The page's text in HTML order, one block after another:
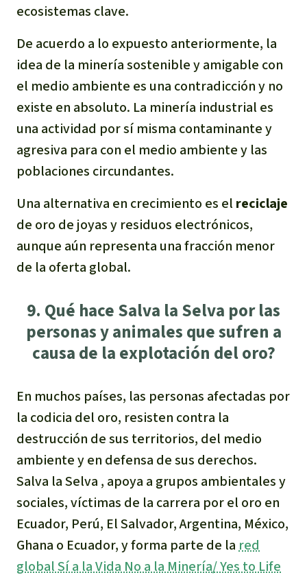
ecosistemas clave.
De acuerdo a lo expuesto anteriormente, la
idea de la minería sostenible y amigable con
el medio ambiente es una contradicción y no
existe en absoluto. La minería industrial es
una actividad por sí misma contaminante y
agresiva para con el medio ambiente y las
poblaciones circundantes.
Una alternativa en crecimiento es el reciclaje
de oro de joyas y residuos electrónicos,
aunque aún representa una fracción menor
de la oferta global.
9. Qué hace Salva la Selva por las
personas y animales que sufren a
causa de la explotación del oro?
En muchos países, las personas afectadas por
la codicia del oro, resisten contra la
destrucción de sus territorios, del medio
ambiente y en defensa de sus derechos.
Salva la Selva , apoya a grupos ambientales y
sociales, víctimas de la carrera por el oro en
Ecuador, Perú, El Salvador, Argentina, México,
Ghana o Ecuador, y forma parte de la red
global Sí a la Vida No a la Minería/ Yes to Life